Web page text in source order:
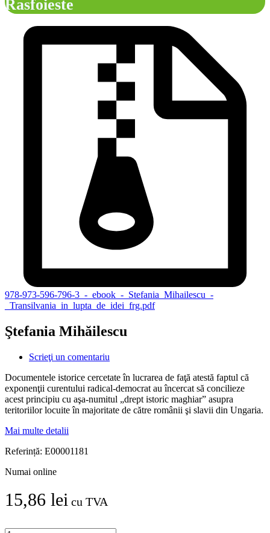
Rasfoieste
978-973-596-796-3_-_ebook_-_Stefania_Mihailescu_-
_Transilvania_in_lupta_de_idei_frg.pdf
Ştefania Mihăilescu
Scrieţi un comentariu
Documentele istorice cercetate în lucrarea de faţă atestă faptul că
exponenţii curentului radical-democrat au încercat să concilieze
acest principiu cu aşa-numitul „drept istoric maghiar” asupra
teritoriilor locuite în majoritate de către românii şi slavii din Ungaria.
Mai multe detalii
Referință: E00001181
Numai online
15,86 lei cu TVA